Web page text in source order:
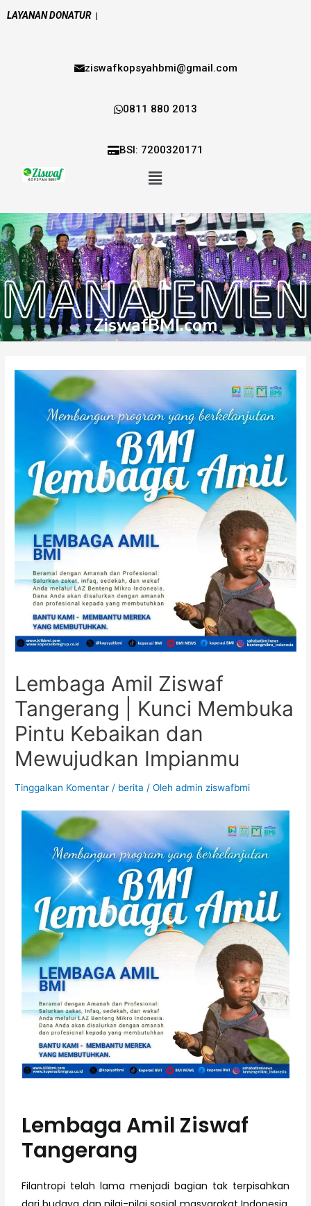
LAYANAN DONATUR |
ziswafkopsyahbmi@gmail.com
0811 880 2013
BSI: 7200320171
ZiswafBMI.com
Lembaga Amil Ziswaf
Tangerang | Kunci Membuka
Pintu Kebaikan dan
Mewujudkan Impianmu
Tinggalkan Komentar / berita / Olehadmin ziswafbmi
Lembaga Amil Ziswaf
Tangerang
Filantropi telah lama menjadi bagian tak terpisahkan